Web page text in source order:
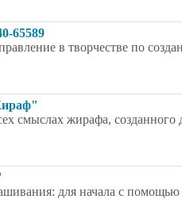
65589
в творчестве по
смыслах жирафа,
для начала с помощью